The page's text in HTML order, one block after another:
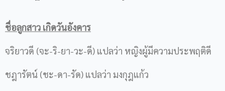
ชื่อลูกสาว เกิดวันอังคาร
จริยาวดี (จะ-ริ-ยา-วะ-ดี) แปลว่า หญิงผู้มีความประพฤติดี
ชฎารัตน์ (ชะ-ดา-รัด) แปลว่า มงกุฎแก้ว